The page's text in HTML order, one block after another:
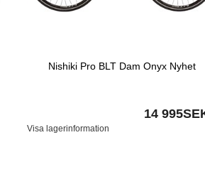
Nishiki Pro BLT Dam Onyx Nyhet
14
Visa lagerinformation